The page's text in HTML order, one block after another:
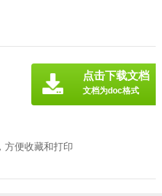
方便收藏和打印
点击下载文档
文档为doc格式